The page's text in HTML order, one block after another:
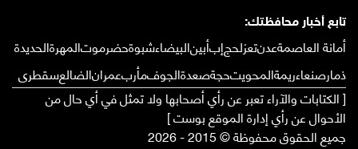
تابع أخبار محافظتك:
أمانة العاصمةعدنتعزلحجإبأبينالبيضاءشبوةحضرموتالمهرةالحديدة
ذمارصنعاءريمةالمحويتحجةصعدةالجوفمأربعمرانالضالعسقطرى
[ الكتابات والآراء تعبر عن رأي أصحابها ولا تمثل في أي حال من
الأحوال عن رأي إدارة الموقع بوست ]
جميع الحقوق محفوظة © 2015 - 2026